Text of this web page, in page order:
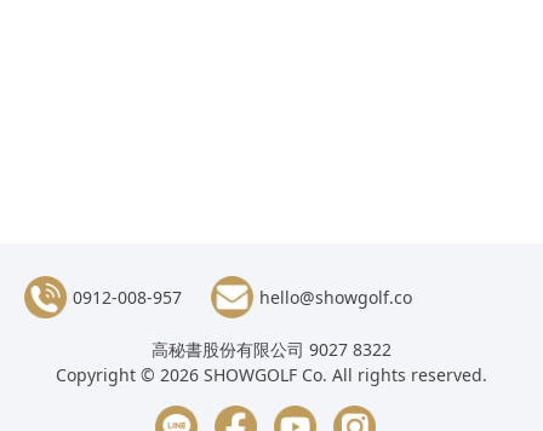
0912-008-957 hello@showgolf.co
高秘書股份有限公司 9027 8322
Copyright © 2026 SHOWGOLF Co. All rights reserved.